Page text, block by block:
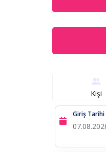
Kişi
Giriş Tarihi